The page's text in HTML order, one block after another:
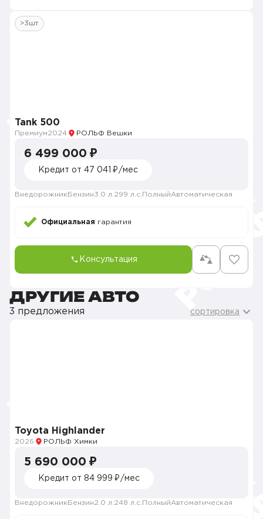
>3шт
Tank 500
Премиум2024 РОЛЬФ Вешки
6 499 000 ₽
Кредит от 47 041 ₽/мес
Внедорожник Бензин3.0 л. 299 л.с. ПолныйАвтоматическая
Официальная гарантия
Консультация
ДРУГИЕ АВТО
3 предложения сортировка
Toyota Highlander
2026 РОЛЬФ Химки
5 690 000 ₽
Кредит от 84 999 ₽/мес
Внедорожник Бензин2.0 л. 248 л.с. ПолныйАвтоматическая